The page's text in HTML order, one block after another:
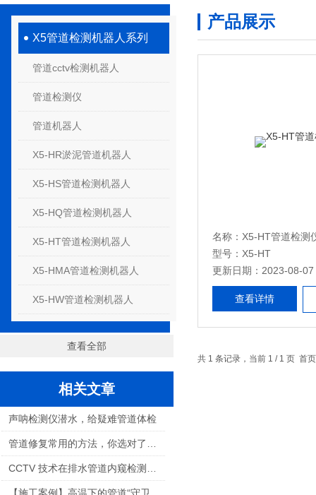
X5管道检测机器人系列
管道cctv检测机器人
管道检测仪
管道机器人
X5-HR淤泥管道机器人
X5-HS管道检测机器人
X5-HQ管道检测机器人
X5-HT管道检测机器人
X5-HMA管道检测机器人
X5-HW管道检测机器人
查看全部
相关文章
声呐检测仪潜水，给疑难管道体检
产品展示
名称：X5-HT管道检测
型号：X5-HT
更新日期：2023-08-07
查看详情
共 1 条记录，当前 1 / 1 页 首